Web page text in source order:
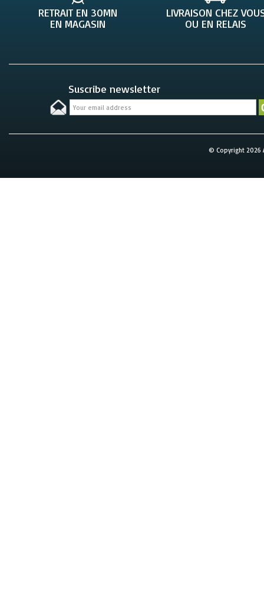
RETRAIT EN 30MN
EN MAGASIN
LIVRAISON CHEZ
OU EN RELAIS
Suscribe newsletter
© Copyright 2026